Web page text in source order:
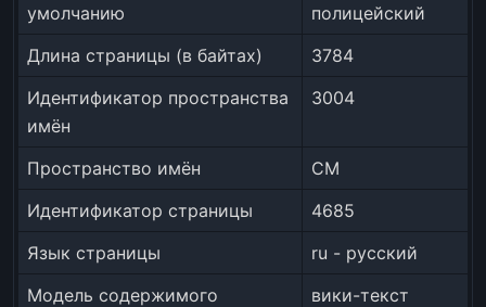
умолчанию
полицейский
Длина страницы (в байтах)
3784
Идентификатор пространства
имён
3004
Пространство имён
CM
Идентификатор страницы
4685
Язык страницы
ru - русский
Модель содержимого
вики-текст